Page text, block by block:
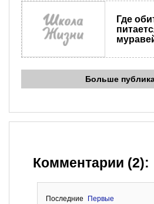
Где
Больше
Комментарии (2):
Последние
Первые